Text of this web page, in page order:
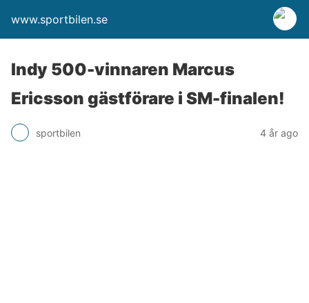
www.sportbilen.se
Indy 500-vinnaren Marcus
Ericsson gästförare i SM-finalen!
sportbilen 4 år ago